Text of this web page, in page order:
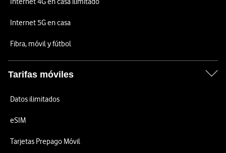
Internet 5G en casa
Fibra, móvil y fútbol
Tarifas móviles
Datos ilimitados
eSIM
Tarjetas Prepago Móvil